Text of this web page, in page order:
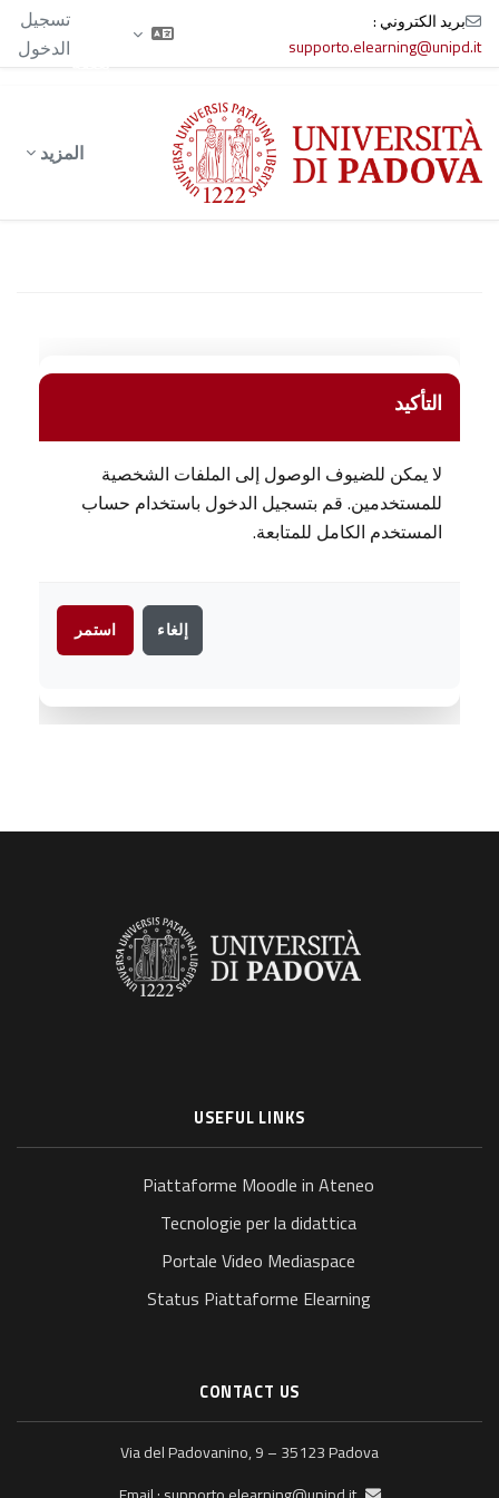
بريد الكتروني :
supporto.elearning@unipd.it
تسجيل
الدخول
المزيد
التأكيد
لا يمكن للضيوف الوصول إلى الملفات الشخصية
للمستخدمين. قم بتسجيل الدخول باستخدام حساب
المستخدم الكامل للمتابعة.
إلغاء استمر
USEFUL LINKS
Piattaforme Moodle in Ateneo
Tecnologie per la didattica
Portale Video Mediaspace
Status Piattaforme Elearning
CONTACT US
Via del Padovanino, 9 – 35123 Padova